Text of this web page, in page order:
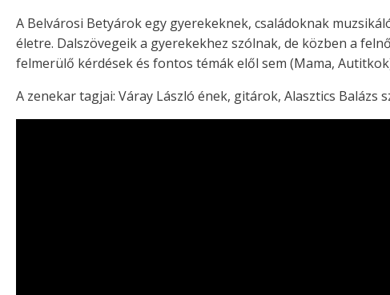
A Belvárosi Betyárok egy gyerekeknek, családoknak
életre. Dalszövegeik a gyerekekhez szólnak, de közben a
felmerülő kérdések és fontos témák elől sem (Mama,
A zenekar tagjai: Váray László ének, gitárok, Alasztics Balázs